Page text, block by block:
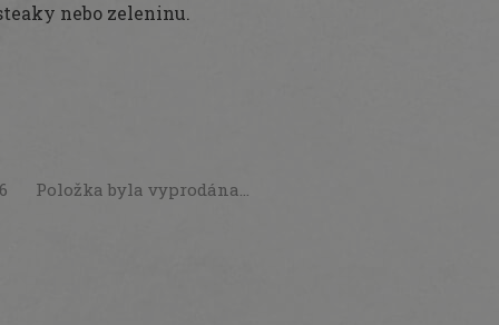
Položka byla vyprodána…
nebo zeleninu.